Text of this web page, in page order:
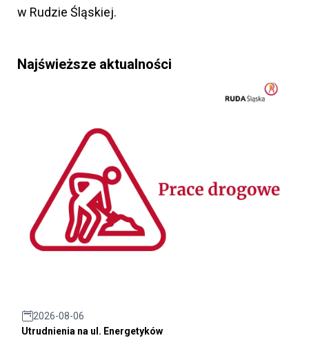
w Rudzie Śląskiej.
Najświeższe aktualności
2026-08-06
Utrudnienia na ul. Energetyków